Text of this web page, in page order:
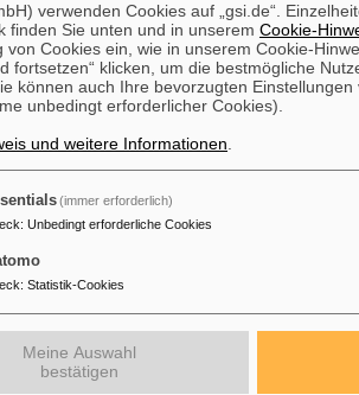
verwenden Cookies auf „gsi.de“.
finden Sie unten und in unserem Cookie-
von Cookies ein, wie in unserem Cookie-
fortsetzen“ klicken, um die bestmögliche
können auch Ihre bevorzugten
unbedingt erforderlicher Cookies).
und weitere Informationen
(immer erforderlich)
: Unbedingt erforderliche Cookies
: Statistik-Cookies
Meine Auswahl
bestätigen